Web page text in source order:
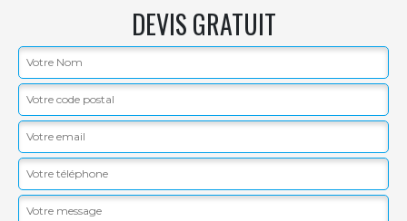
DEVIS GRATUIT